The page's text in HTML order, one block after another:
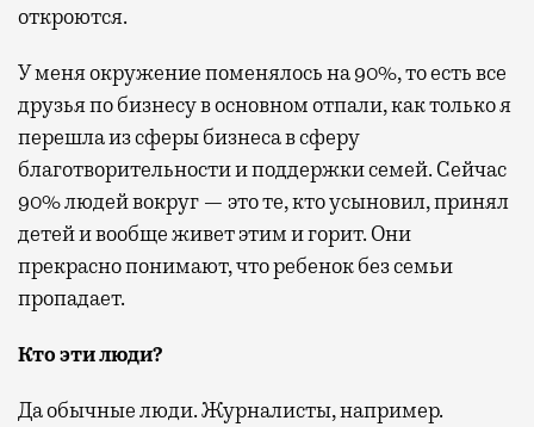
откроются.
У меня окружение поменялось на 90%, то есть все
друзья по бизнесу в основном отпали, как только я
перешла из сферы бизнеса в сферу
благотворительности и поддержки семей. Сейчас
90% людей вокруг — это те, кто усыновил, принял
детей и вообще живет этим и горит. Они
прекрасно понимают, что ребенок без семьи
пропадает.
Кто эти люди?
Да обычные люди. Журналисты, например.